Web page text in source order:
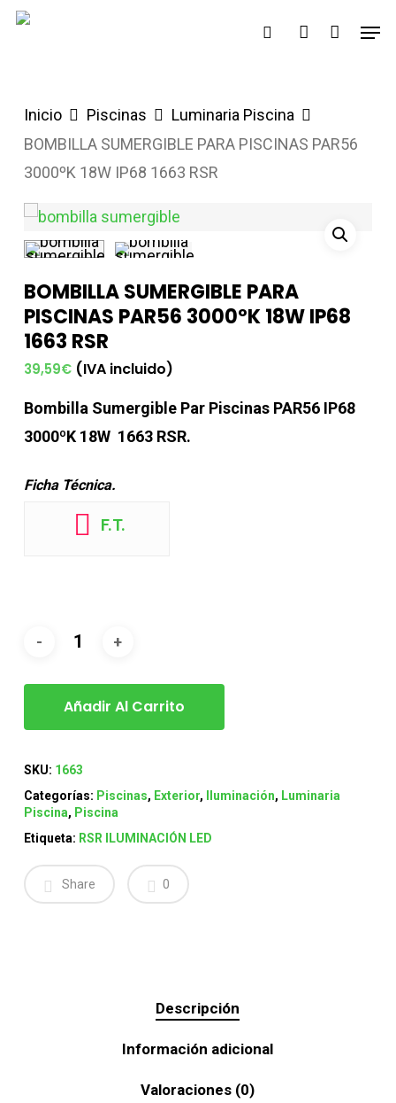
Saltar
buscar account
Inicio Piscinas
Luminaria Piscina
BOMBILLA SUMERGIBLE PARA PISCINAS PAR56
3000ºK 18W IP68 1663 RSR
BOMBILLA SUMERGIBLE PARA
PISCINAS PAR56 3000ºK 18W IP68
1663 RSR
39,59€ (IVA incluido)
Bombilla Sumergible Par Piscinas PAR56 IP68
3000ºK 18W 1663 RSR.
Ficha Técnica.
F.T.
Añadir Al Carrito
SKU: 1663
Categorías: Piscinas, Exterior, Iluminación, Luminaria
Piscina, Piscina
Etiqueta: RSR ILUMINACIÓN LED
Share 0
Descripción
Información adicional
Valoraciones (0)